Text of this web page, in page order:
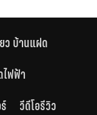
ว บ้านแฝด
ไฟฟ้า
วีดีโอรีวิว